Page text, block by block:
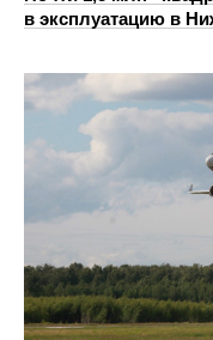
в эксплуатацию в